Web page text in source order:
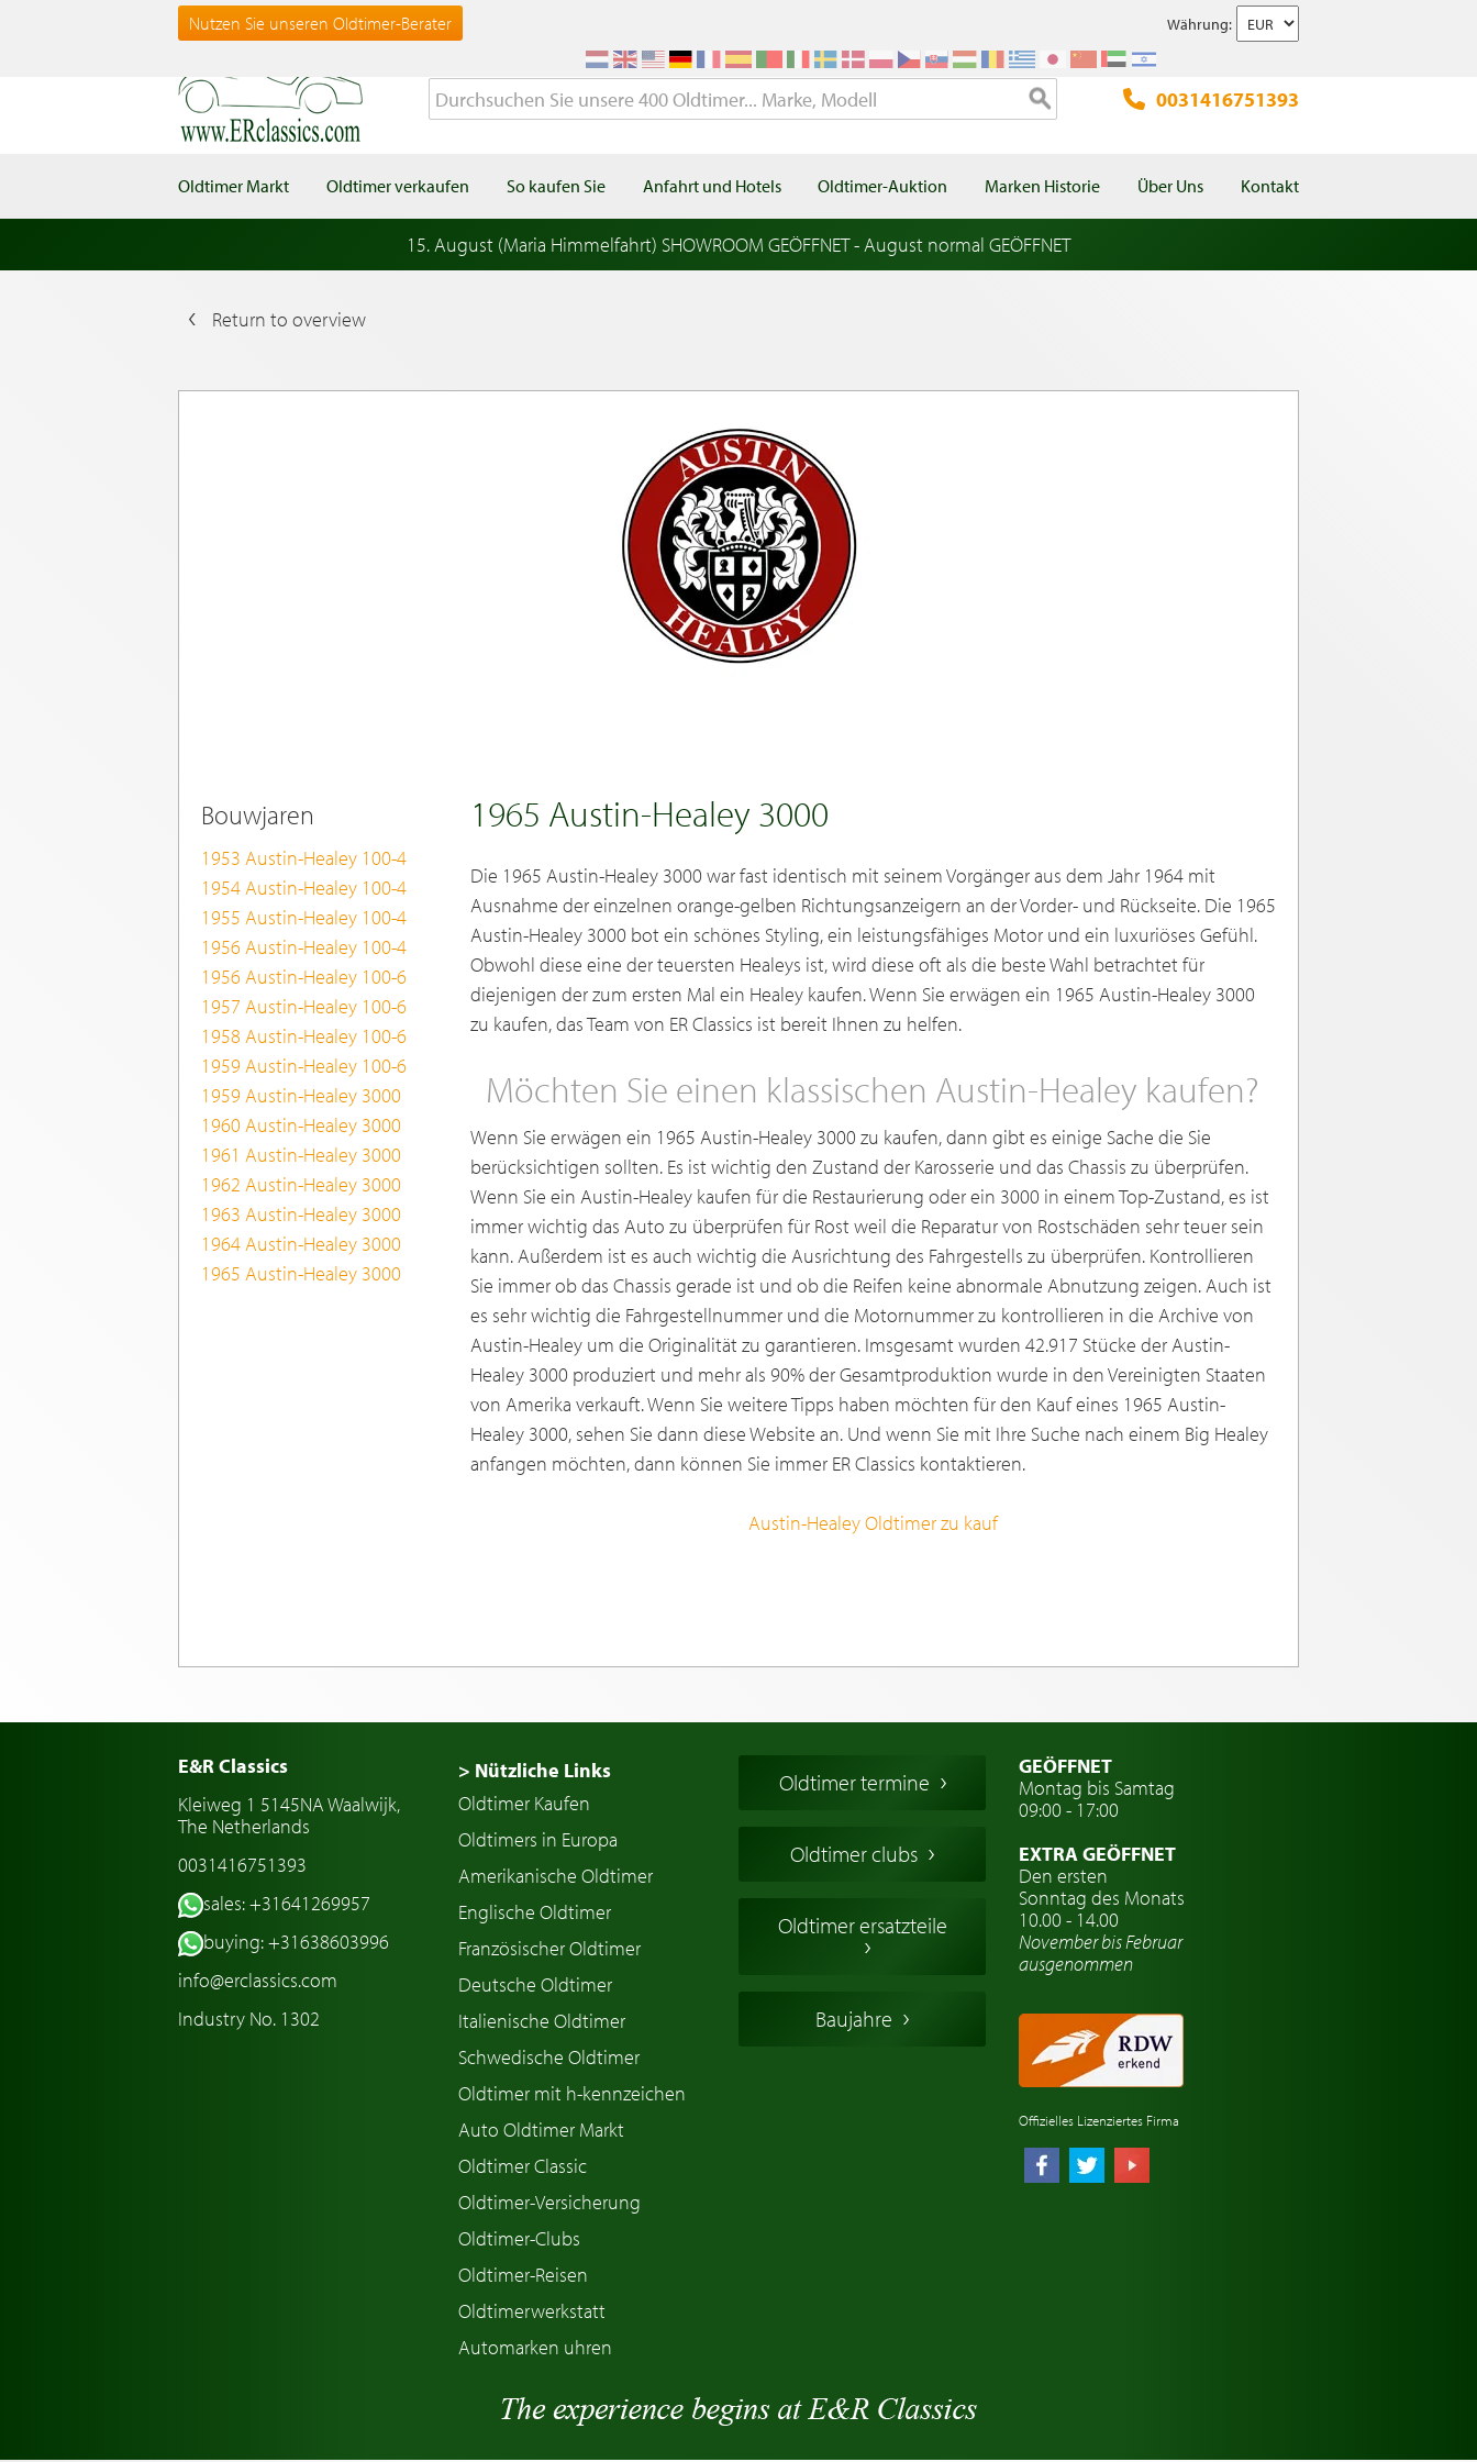
Nutzen Sie unseren Oldtimer-Berater Währung:
0031416751393
Oldtimer Markt Oldtimer verkaufen So kaufen Sie Anfahrt und Hotels Oldtimer-Auktion Marken Historie Über Uns Kontakt
15. August (Maria Himmelfahrt) SHOWROOM GEÖFFNET - August normal GEÖFFNET
Return to overview
Bouwjaren
1953 Austin-Healey 100-4
1954 Austin-Healey 100-4
1955 Austin-Healey 100-4
1956 Austin-Healey 100-4
1956 Austin-Healey 100-6
1957 Austin-Healey 100-6
1958 Austin-Healey 100-6
1959 Austin-Healey 100-6
1959 Austin-Healey 3000
1960 Austin-Healey 3000
1961 Austin-Healey 3000
1962 Austin-Healey 3000
1963 Austin-Healey 3000
1964 Austin-Healey 3000
1965 Austin-Healey 3000
1965 Austin-Healey 3000
Die 1965 Austin-Healey 3000 war fast identisch mit seinem Vorgänger aus dem Jahr 1964 mit
Ausnahme der einzelnen orange-gelben Richtungsanzeigern an der Vorder- und Rückseite. Die 1965
Austin-Healey 3000 bot ein schönes Styling, ein leistungsfähiges Motor und ein luxuriöses Gefühl.
Obwohl diese eine der teuersten Healeys ist, wird diese oft als die beste Wahl betrachtet für
diejenigen der zum ersten Mal ein Healey kaufen. Wenn Sie erwägen ein 1965 Austin-Healey 3000
zu kaufen, das Team von ER Classics ist bereit Ihnen zu helfen.
Möchten Sie einen klassischen Austin-Healey kaufen?
Wenn Sie erwägen ein 1965 Austin-Healey 3000 zu kaufen, dann gibt es einige Sache die Sie
berücksichtigen sollten. Es ist wichtig den Zustand der Karosserie und das Chassis zu überprüfen.
Wenn Sie ein Austin-Healey kaufen für die Restaurierung oder ein 3000 in einem Top-Zustand, es ist
immer wichtig das Auto zu überprüfen für Rost weil die Reparatur von Rostschäden sehr teuer sein
kann. Außerdem ist es auch wichtig die Ausrichtung des Fahrgestells zu überprüfen. Kontrollieren
Sie immer ob das Chassis gerade ist und ob die Reifen keine abnormale Abnutzung zeigen. Auch ist
es sehr wichtig die Fahrgestellnummer und die Motornummer zu kontrollieren in die Archive von
Austin-Healey um die Originalität zu garantieren. Imsgesamt wurden 42.917 Stücke der Austin-
Healey 3000 produziert und mehr als 90% der Gesamtproduktion wurde in den Vereinigten Staaten
von Amerika verkauft. Wenn Sie weitere Tipps haben möchten für den Kauf eines 1965 Austin-
Healey 3000, sehen Sie dann diese Website an. Und wenn Sie mit Ihre Suche nach einem Big Healey
anfangen möchten, dann können Sie immer ER Classics kontaktieren.
Austin-Healey Oldtimer zu kauf
E&R Classics
Kleiweg 1 5145NA Waalwijk,
The Netherlands
0031416751393
sales: +31641269957
buying: +31638603996
info@erclassics.com
Industry No. 1302
> Nützliche Links
Oldtimer Kaufen
Oldtimers in Europa
Amerikanische Oldtimer
Englische Oldtimer
Französischer Oldtimer
Deutsche Oldtimer
Italienische Oldtimer
Schwedische Oldtimer
Oldtimer mit h-kennzeichen
Auto Oldtimer Markt
Oldtimer Classic
Oldtimer-Versicherung
Oldtimer-Clubs
Oldtimer-Reisen
Oldtimerwerkstatt
Automarken uhren
Oldtimer termine
Oldtimer clubs
Oldtimer ersatzteile
Baujahre
GEÖFFNET
Montag bis Samtag
09:00 - 17:00
EXTRA GEÖFFNET
Den ersten
Sonntag des Monats
10.00 - 14.00
November bis Februar
ausgenommen
Offizielles Lizenziertes Firma